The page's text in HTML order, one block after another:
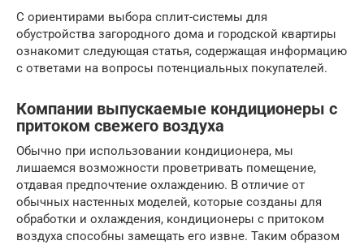
С ориентирами выбора сплит-системы для
обустройства загородного дома и городской квартиры
ознакомит следующая статья, содержащая информацию
с ответами на вопросы потенциальных покупателей.
Компании выпускаемые кондиционеры с
притоком свежего воздуха
Обычно при использовании кондиционера, мы
лишаемся возможности проветривать помещение,
отдавая предпочтение охлаждению. В отличие от
обычных настенных моделей, которые созданы для
обработки и охлаждения, кондиционеры с притоком
воздуха способны замещать его извне. Таким образом